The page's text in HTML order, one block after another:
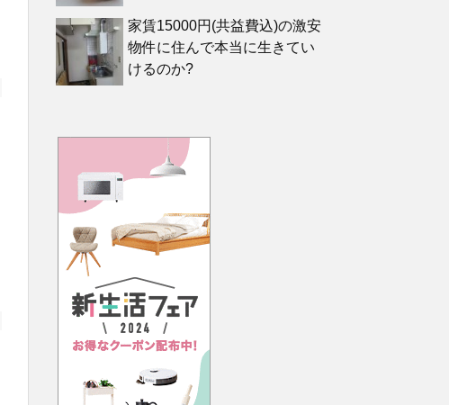
家賃15000円(共益費込)の激安
物件に住んで本当に生きてい
けるのか?